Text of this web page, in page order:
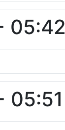
05:42
05:51